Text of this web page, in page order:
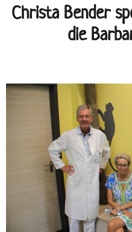
Christa Bender
die